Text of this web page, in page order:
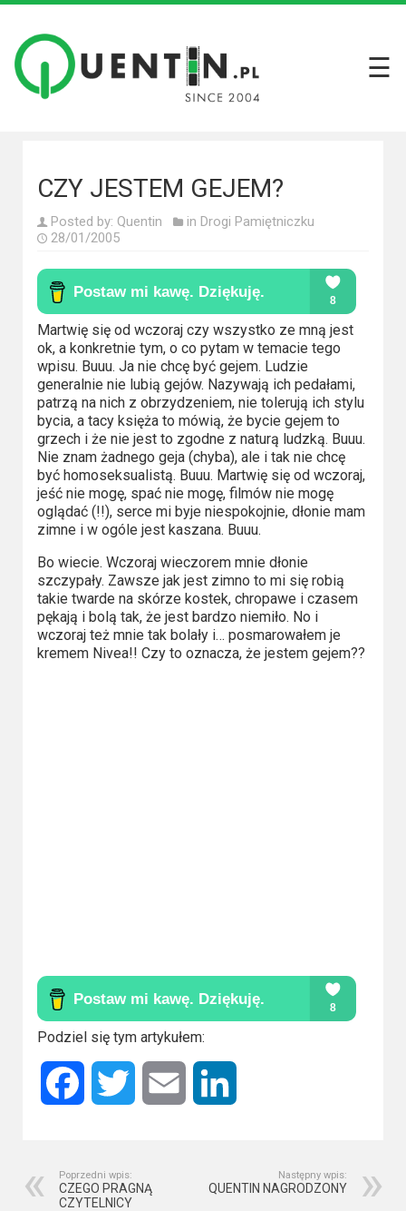
Filmy
Krótkie
recenzje
Seriale
Wszystkie
recenzje
seriali
Kategorie
Bollywood
&
s-
ka
Filmy
dokumentalne
Horrory
Filmy
oparte
na
faktach
Thrillery
Amazon
☰
CZY JESTEM GEJEM?
Posted by: Quentin in Drogi Pamiętniczku
28/01/2005
Martwię się od wczoraj czy wszystko ze mną jest
ok, a konkretnie tym, o co pytam w temacie tego
wpisu. Buuu. Ja nie chcę być gejem. Ludzie
generalnie nie lubią gejów. Nazywają ich pedałami,
patrzą na nich z obrzydzeniem, nie tolerują ich stylu
bycia, a tacy księża to mówią, że bycie gejem to
grzech i że nie jest to zgodne z naturą ludzką. Buuu.
Nie znam żadnego geja (chyba), ale i tak nie chcę
być homoseksualistą. Buuu. Martwię się od wczoraj,
jeść nie mogę, spać nie mogę, filmów nie mogę
oglądać (!!), serce mi byje niespokojnie, dłonie mam
zimne i w ogóle jest kaszana. Buuu.
Bo wiecie. Wczoraj wieczorem mnie dłonie
szczypały. Zawsze jak jest zimno to mi się robią
takie twarde na skórze kostek, chropawe i czasem
pękają i bolą tak, że jest bardzo niemiło. No i
wczoraj też mnie tak bolały i… posmarowałem je
kremem Nivea!! Czy to oznacza, że jestem gejem??
Podziel się tym artykułem:
Facebook Twitter Email
Poprzedni wpis:
CZEGO PRAGNĄ
CZYTELNICY
Następny wpis:
QUENTIN NAGRODZONY